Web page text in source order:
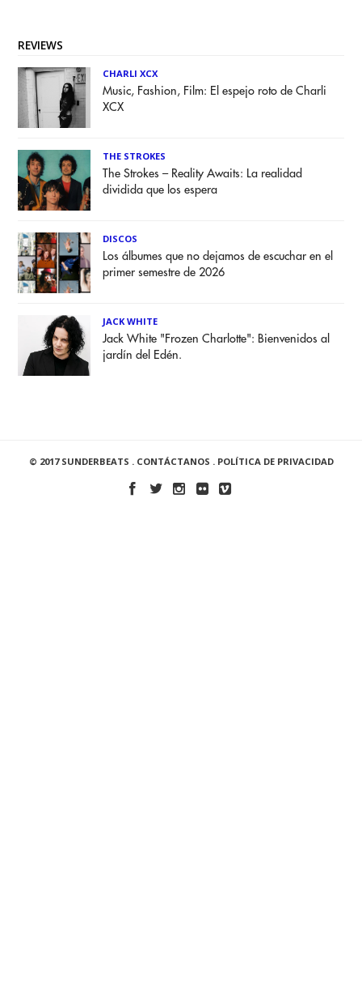
REVIEWS
CHARLI XCX
Music, Fashion, Film: El espejo roto de Charli
XCX
THE STROKES
The Strokes – Reality Awaits: La realidad
dividida que los espera
DISCOS
Los álbumes que no dejamos de escuchar en el
primer semestre de 2026
JACK WHITE
Jack White "Frozen Charlotte": Bienvenidos al
jardín del Edén.
© 2017 SUNDERBEATS . CONTÁCTANOS . POLÍTICA DE PRIVACIDAD